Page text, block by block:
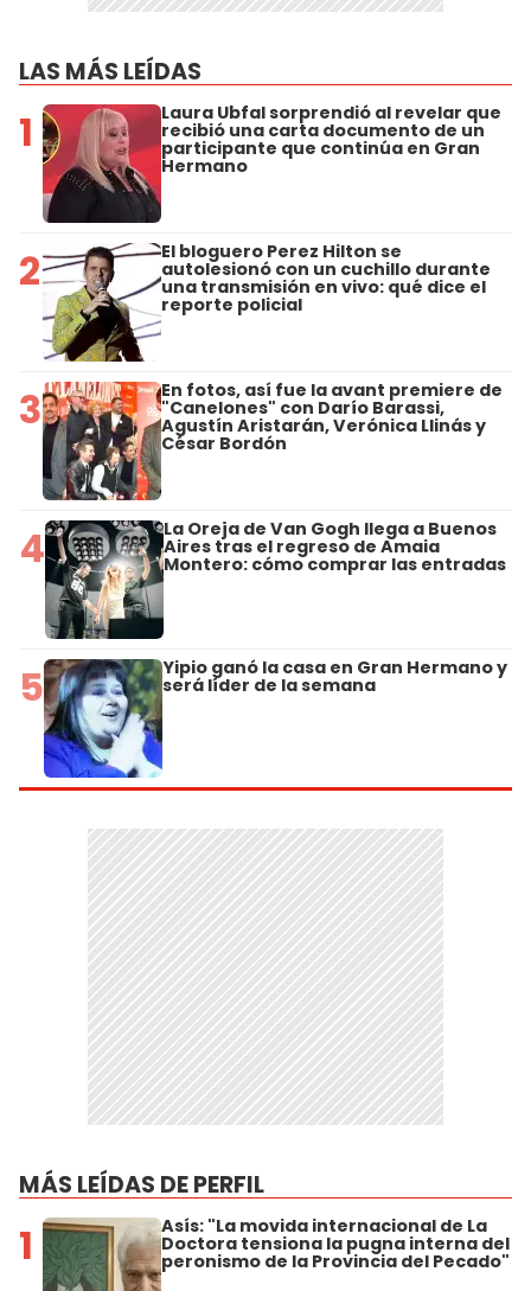
LAS MÁS LEÍDAS
1 Laura Ubfal sorprendió al revelar que
recibió una carta documento de un
participante que continúa en Gran
Hermano
2 El bloguero Perez Hilton se
autolesionó con un cuchillo durante
una transmisión en vivo: qué dice el
reporte policial
3 En fotos, así fue la avant premiere de
"Canelones" con Darío Barassi,
Agustín Aristarán, Verónica Llinás y
César Bordón
4 La Oreja de Van Gogh llega a Buenos
Aires tras el regreso de Amaia
Montero: cómo comprar las entradas
5 Yipio ganó la casa en Gran Hermano y
será líder de la semana
MÁS LEÍDAS DE PERFIL
1 Asís: "La movida internacional de La
Doctora tensiona la pugna interna del
peronismo de la Provincia del Pecado"